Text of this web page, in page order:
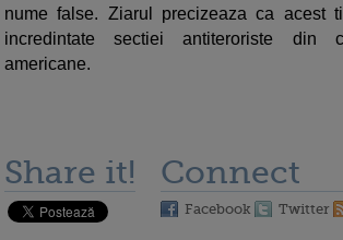
nume false. Ziarul precizeaza ca acest
incredintate sectiei antiteroriste din
americane.
Share it! Connect
Facebook Twitter